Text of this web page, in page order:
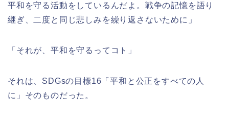
平和を守る活動をしているんだよ。戦争の記憶を語り
継ぎ、二度と同じ悲しみを繰り返さないために」
「それが、平和を守るってコト」
それは、SDGsの目標16「平和と公正をすべての人
に」そのものだった。